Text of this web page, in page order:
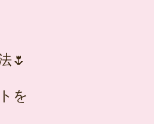
🌷
を